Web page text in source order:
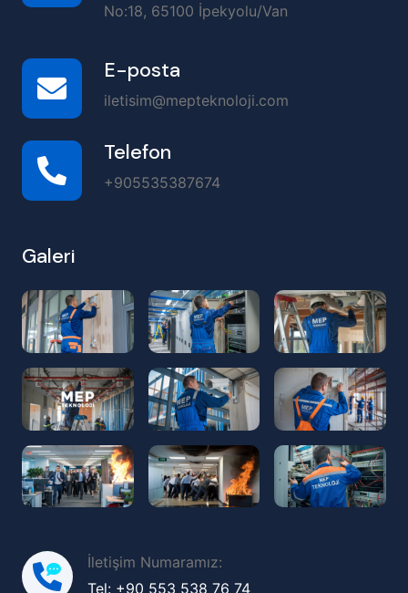
No:18, 65100 İpekyolu/Van
E-posta
iletisim@mepteknoloji.com
Telefon
+905535387674
Galeri
İletişim Numaramız:
Tel: +90 553 538 76 74